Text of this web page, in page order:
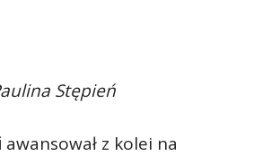
Stępień
awansował z kolei na